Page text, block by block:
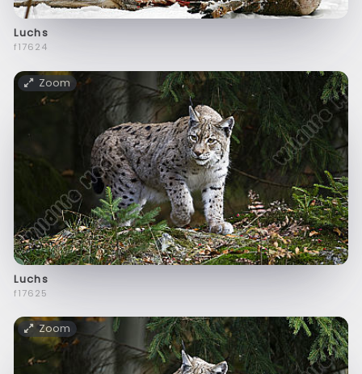
Luchs
f17624
Zoom
Luchs
f17625
Zoom